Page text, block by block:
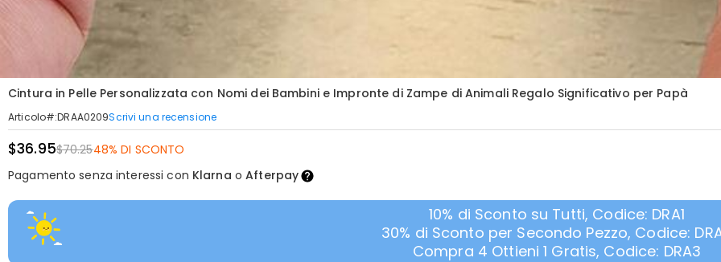
Cintura in Pelle Personalizzata con Nomi dei Bambini e Impronte di Zampe di Animali Regalo Significativo per Papà
Articolo#:DRAA0209Scrivi una recensione
$36.95$70.2548% DI SCONTO
Pagamento senza interessi con Klarna oAfterpay
10% di Sconto su Tutti, Codice: DRA1
30% di Sconto per Secondo Pezzo, Codice:
Compra 4 Ottieni 1 Gratis, Codice: DRA3